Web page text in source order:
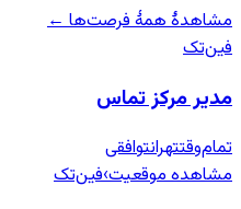
مشاهدهٔ همهٔ فرصت‌ها ←
فین‌تک
مدیر مرکز تماس
تمام‌وقتتهرانتوافقی
مشاهده موقعیت›فین‌تک